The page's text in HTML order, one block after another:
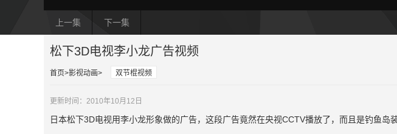
上一集 下一集
松下3D电视李小龙广告视频
首页 影视动画 双节棍视频
更新时间：2010年10月12日
日本松下3D电视用李小龙形象做的广告，这段广告竟然在央视CCTV播放了，而且是钓鱼岛